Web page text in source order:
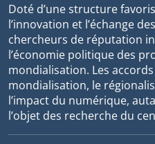
Doté d’une structure
l’innovation et l’échange
chercheurs de réputation
l’économie politique des
mondialisation. Les
mondialisation, le
l’impact du numérique,
l’objet des recherche du